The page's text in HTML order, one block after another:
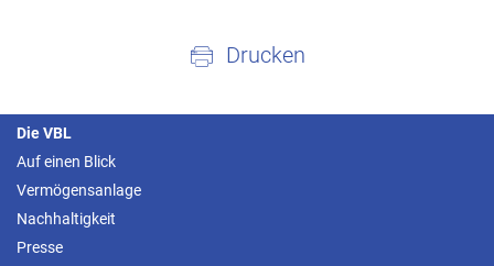
Drucken
Die VBL
Auf einen Blick
Vermögensanlage
Nachhaltigkeit
Presse